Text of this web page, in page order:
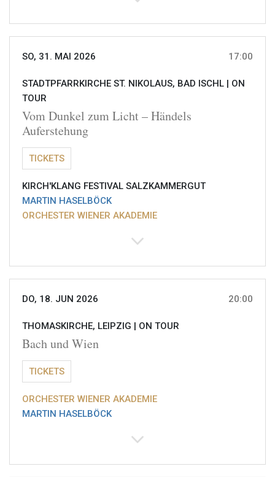
SO, 31. MAI 2026 17:00
STADTPFARRKIRCHE ST. NIKOLAUS, BAD ISCHL | ON
TOUR
Vom Dunkel zum Licht – Händels
Auferstehung
TICKETS
KIRCH'KLANG FESTIVAL SALZKAMMERGUT
MARTIN HASELBÖCK
ORCHESTER WIENER AKADEMIE
DO, 18. JUN 2026 20:00
THOMASKIRCHE, LEIPZIG | ON TOUR
Bach und Wien
TICKETS
ORCHESTER WIENER AKADEMIE
MARTIN HASELBÖCK